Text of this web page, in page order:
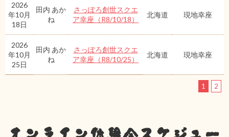
2026
年10月
18日
田内 あか
ね
さっぽろ創世スクエ
ア幸座（R8/10/18）
北海道 現地幸座
2026
年10月
25日
田内 あか
ね
さっぽろ創世スクエ
ア幸座（R8/10/25）
北海道 現地幸座
1 2